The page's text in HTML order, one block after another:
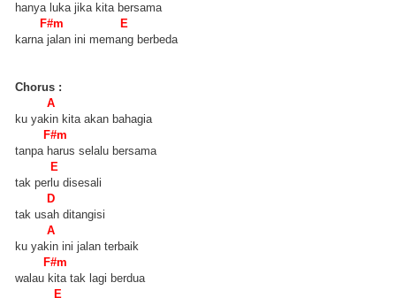
hanya luka jika kita bersama
F#m E
karna jalan ini memang berbeda
Chorus :
A
ku yakin kita akan bahagia
F#m
tanpa harus selalu bersama
E
tak perlu disesali
D
tak usah ditangisi
A
ku yakin ini jalan terbaik
F#m
walau kita tak lagi berdua
E